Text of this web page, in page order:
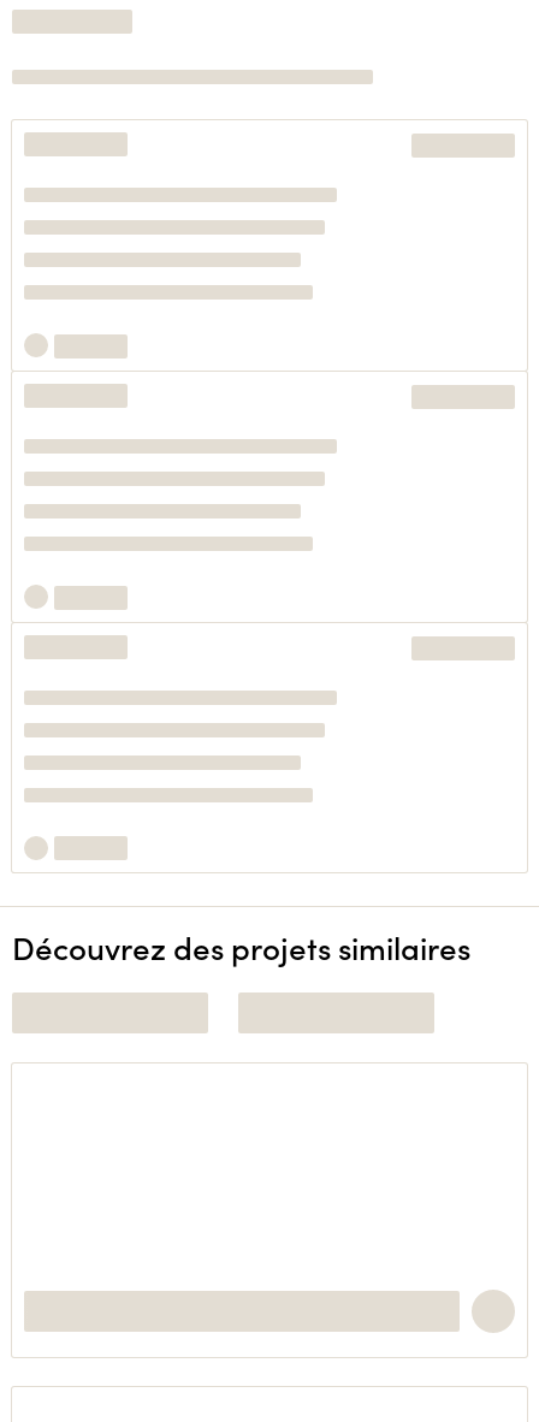
Découvrez des projets similaires